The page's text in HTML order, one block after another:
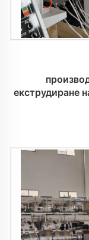
екструдиране